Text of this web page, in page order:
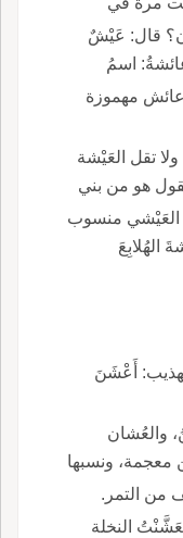
وقال ابن الأَعراب لرجل: كيف فلان؟ قال: عَيْشٌ
اسمُ
مهموزة
قال ابن السكيت: تقول هي عائشة ولا تقل العَيْشة
هو من بني
العَيْشي منسوب
إِلى بن عائشة؛ وأَنشد عَبْدَ بني عائشةَ الهُلابِعَ
أَعْشَنَ
والعُشان
معجمة، ونسبها
من التمر.
النخلة